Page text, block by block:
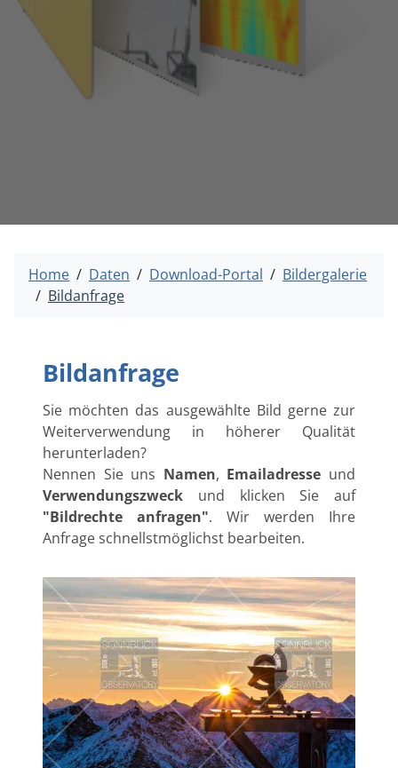
Home Daten Download-Portal
Bildergalerie
Bildanfrage
Bildanfrage
Sie möchten das ausgewählte Bild gerne zur
Weiterverwendung in höherer Qualität
herunterladen?
Nennen Sie uns Namen, Emailadresse und
Verwendungszweck und klicken Sie auf
"Bildrechte anfragen". Wir werden Ihre
Anfrage schnellstmöglichst bearbeiten.